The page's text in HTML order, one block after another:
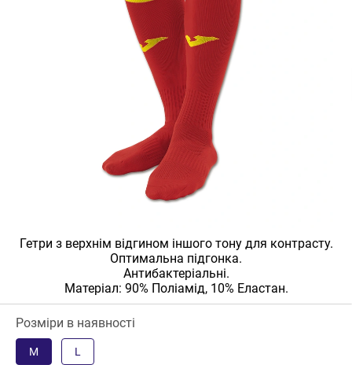
Гетри з верхнім відгином іншого тону для контрасту.
Оптимальна підгонка.
Антибактеріальні.
Матеріал: 90% Поліамід, 10% Еластан.
Розміри в наявності
M L